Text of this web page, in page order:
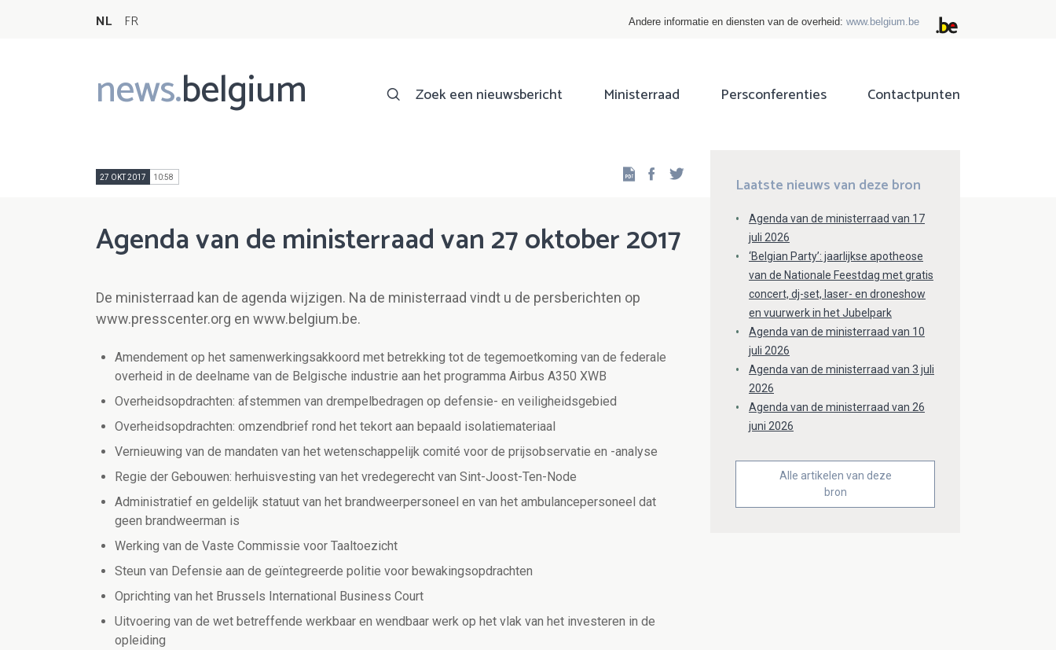
NL FR Andere informatie en diensten van de overheid: www.belgium.be
news.belgium
Main
navigation
Zoek een nieuwsbericht Ministerraad Persconferenties Contactpunten
27 OKT 2017 10:58 Facebook
Agenda van de ministerraad van 27 oktober 2017
De ministerraad kan de agenda wijzigen. Na de ministerraad vindt u de persberichten op
www.presscenter.org en www.belgium.be.
Amendement op het samenwerkingsakkoord met betrekking tot de tegemoetkoming van de federale
overheid in de deelname van de Belgische industrie aan het programma Airbus A350 XWB
Overheidsopdrachten: afstemmen van drempelbedragen op defensie- en veiligheidsgebied
Overheidsopdrachten: omzendbrief rond het tekort aan bepaald isolatiemateriaal
Vernieuwing van de mandaten van het wetenschappelijk comité voor de prijsobservatie en -analyse
Regie der Gebouwen: herhuisvesting van het vredegerecht van Sint-Joost-Ten-Node
Administratief en geldelijk statuut van het brandweerpersoneel en van het ambulancepersoneel dat
geen brandweerman is
Werking van de Vaste Commissie voor Taaltoezicht
Steun van Defensie aan de geïntegreerde politie voor bewakingsopdrachten
Oprichting van het Brussels International Business Court
Uitvoering van de wet betreffende werkbaar en wendbaar werk op het vlak van het investeren in de
opleiding
Laatste nieuws van deze bron
Agenda van de ministerraad van 17
juli 2026
‘Belgian Party’: jaarlijkse apotheose
van de Nationale Feestdag met gratis
concert, dj-set, laser- en droneshow
en vuurwerk in het Jubelpark
Agenda van de ministerraad van 10
juli 2026
Agenda van de ministerraad van 3 juli
2026
Agenda van de ministerraad van 26
juni 2026
Alle artikelen van deze
bron